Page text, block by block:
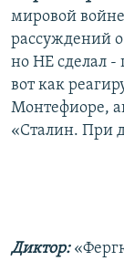
мировой
рассуждений
но НЕ сделал -
вот как
Монтефиоре,
«Сталин. При
Диктор: